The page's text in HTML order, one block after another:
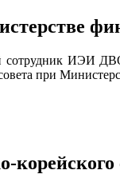
сотрудник ИЭИ
при